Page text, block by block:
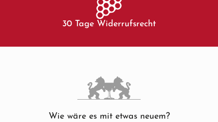
30 Tage Widerrufsrecht
Wie wäre es mit etwas neuem?